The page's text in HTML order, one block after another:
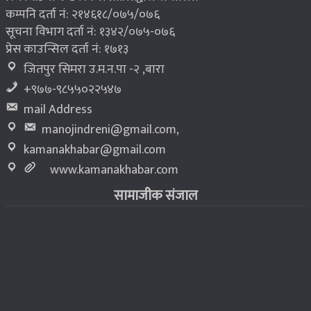
कम्पनि दर्ता नं: २१४६१८/०७५/०७६
सूचना विभाग दर्ता नं: १३४२/०७५-०७६
प्रेस काउन्सिल दर्ता नं: १७१३
जितपुर सिमरा उ.म.न.पा -२ ,बारा
+९७७-९८५५०२२५४७
mail Address
manojindreni@gmail.com,
kamanakhabar@gmail.com
www.kamanakhabar.com
सामाजीक संजाल